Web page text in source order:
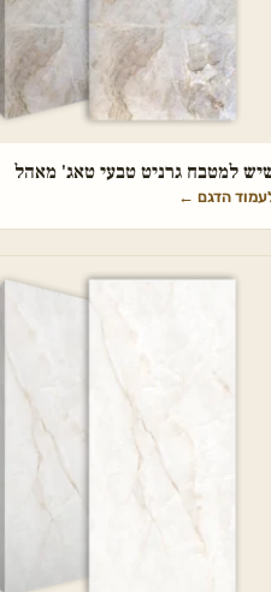
למטבח גרניט טבעי טאג' מאהל
הדגם ←